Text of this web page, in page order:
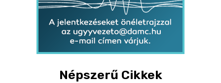
Népszerű Cikkek